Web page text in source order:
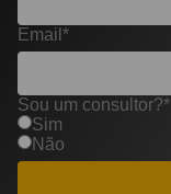
Email*
Sou um consultor?*
Sim
Não